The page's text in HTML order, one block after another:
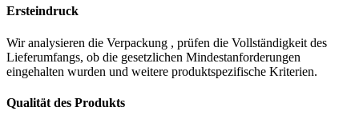
Ersteindruck
Wir analysieren die Verpackung , prüfen die Vollständigkeit des
Lieferumfangs, ob die gesetzlichen Mindestanforderungen
eingehalten wurden und weitere produktspezifische Kriterien.
Qualität des Produkts